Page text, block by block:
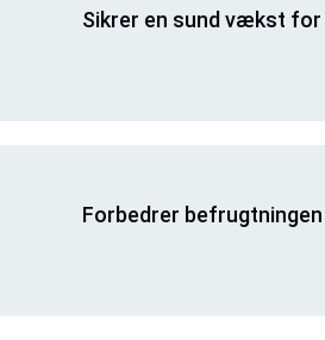
Sikrer en sund vækst for
Forbedrer befrugtningen